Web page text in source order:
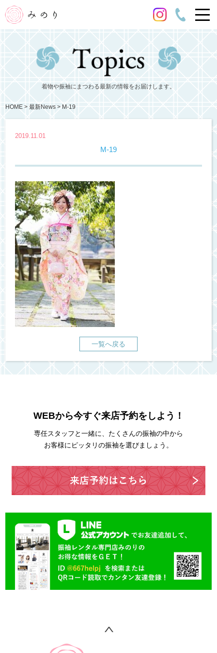
着物や振袖にまつわる最新の情報をお届けします。
HOME 最新News M-19
2019.11.01
M-19
一覧へ戻る
WEBから今すぐ来店予約をしよう！
専任スタッフと一緒に、たくさんの振袖の中から
お客様にピッタリの振袖を選びましょう。